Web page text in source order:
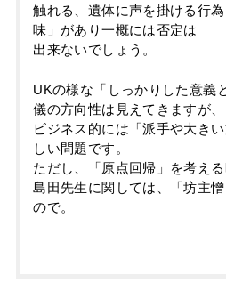
触れる、遺体に声を掛ける行
味」があり一概には否定は
出来ないでしょう。
UKの様な「しっかりした意義
儀の方向性は見えてきますが、
ビジネス的には「派手や大き
しい問題です。
ただし、「原点回帰」を考え
島田先生に関しては、「坊主
ので。